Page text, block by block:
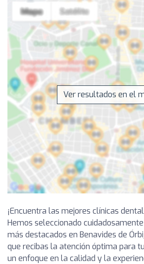
Ver resultados en el
¡Encuentra las mejores clínicas
Hemos seleccionado
más destacados en Benavides de
que recibas la atención óptima para
un enfoque en la calidad y la